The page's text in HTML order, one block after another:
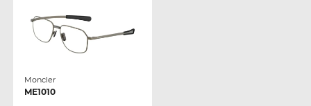
Moncler
ME1010